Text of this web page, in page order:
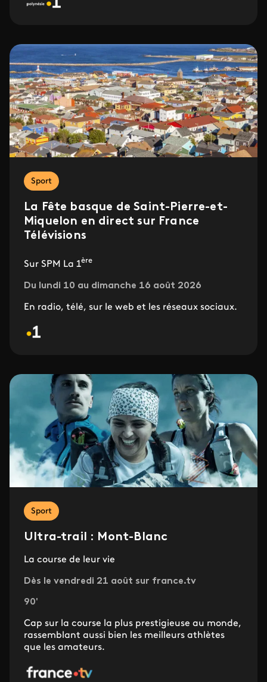
Sport
La Fête basque de Saint-Pierre-et-
Miquelon en direct sur France
Télévisions
Sur SPM La 1ère
Du lundi 10 au dimanche 16 août 2026
En radio, télé, sur le web et les réseaux sociaux.
Sport
Ultra-trail : Mont-Blanc
La course de leur vie
Dès le vendredi 21 août sur france.tv
90'
Cap sur la course la plus prestigieuse au monde,
rassemblant aussi bien les meilleurs athlètes
que les amateurs.